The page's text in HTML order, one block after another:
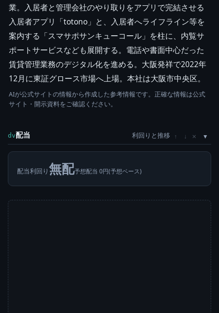
業。入居者と管理会社のやり取りをアプリで完結させる
入居者アプリ「totono」と、入居者へライフライン等を
案内する「スマサポサンキューコール」を柱に、内覧サ
ポートサービスなども展開する。電話や書面中心だった
賃貸管理業務のデジタル化を進める。大阪発祥で2022年
12月に東証グロース市場へ上場。本社は大阪市中央区。
AIが公式サイトの情報から作成した参考情報です。正確な情報は公式
サイト・開示資料をご確認ください。
dv配当 利回りと推移 ↑ ↓ ×
配当利回り無配予想配当 0円(予想ベース)